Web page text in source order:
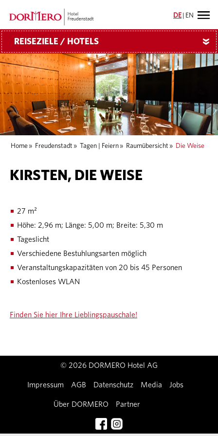
DE EN
REISEZIELE / HOTELS »
Home » Freudenstadt » Tagen | Feiern » Raumübersicht » Die Weise
KIRSTEN, DIE WEISE
27 m²
Höhe: 2,96 m; Länge: 5,00 m; Breite: 5,30 m
Tageslicht
Verschiedene Bestuhlungsarten möglich
Veranstaltungskapazitäten von 20 bis 45 Personen
Kostenloses WLAN
Finden Sie hier Ihre Lieblingspauschale!
© 2026 DORMERO Hotel AG
Impressum AGB Datenschutz Media Jobs
Über DORMERO Partner